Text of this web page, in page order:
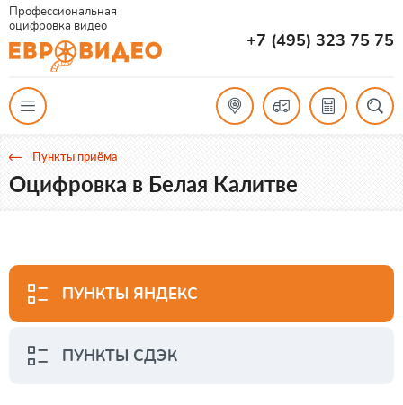
Профессиональная
оцифровка видео
+7 (495) 323 75 75
Пункты приёма
Оцифровка в Белая Калитве
ПУНКТЫ ЯНДЕКС
ПУНКТЫ СДЭК